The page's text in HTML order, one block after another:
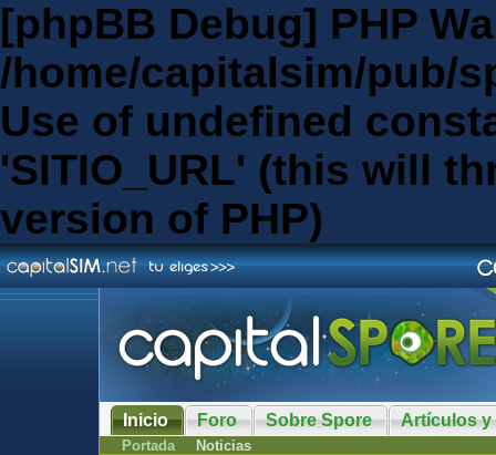
[phpBB Debug] PHP
/home/capitalsim/pub/
Use of undefined
'SITIO_URL' (this will
version of PHP)
Inicio Foro Sobre Spore Artículos y
Portada Noticias